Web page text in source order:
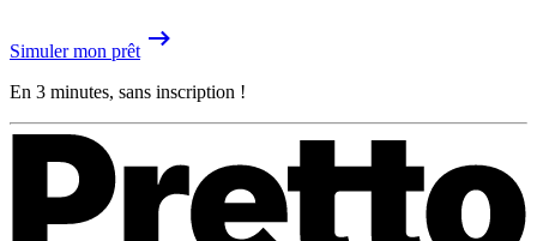
Simuler mon prêt
En 3 minutes, sans inscription !